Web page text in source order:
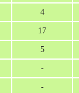
4
17
5
-
-